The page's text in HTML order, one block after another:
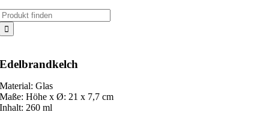
Edelbrandkelch
Material: Glas
Maße: Höhe x Ø: 21 x 7,7 cm
Inhalt: 260 ml